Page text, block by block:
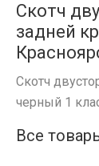
Скотч
задней
Скотч
черный 1
Все